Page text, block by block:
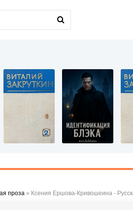
проза » Ксения Ершова-Кривошеина -